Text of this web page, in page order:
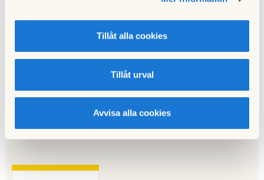
Tillåt alla cookies
Tillåt urval
Avvisa alla cookies
helhetsbild av de problem som finns.
Styrelsen medlar vid konflikter i undantagsfall. I första hand
ska alltså medlemmarna försöka lösa det i sinsemellan.
Till nyhetslistan